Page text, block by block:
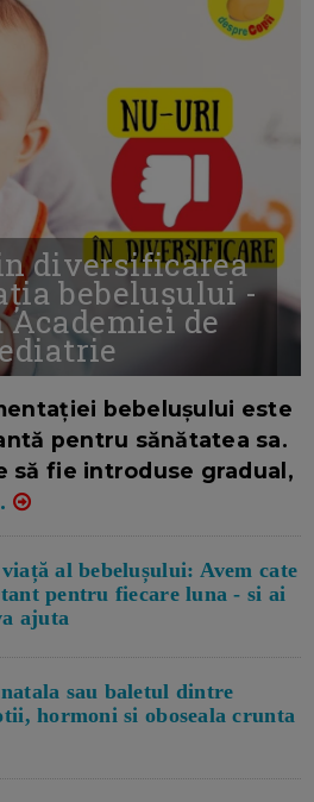
diversificarea
bebelușului -
de
bebelușului este
pentru sănătatea sa.
să fie introduse gradual,
al bebelușului: Avem cate
pentru fiecare luna - si ai
ajuta
sau baletul dintre
hormoni si oboseala crunta